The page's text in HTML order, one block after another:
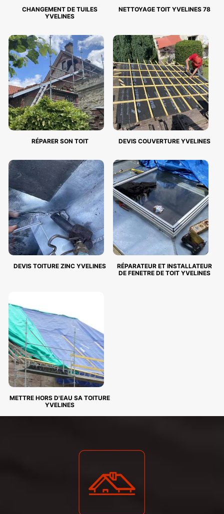
CHANGEMENT DE TUILES
YVELINES
NETTOYAGE TOIT YVELINES 78
RÉPARER SON TOIT DEVIS COUVERTURE YVELINES
DEVIS TOITURE ZINC YVELINES
RÉPARATEUR ET INSTALLATEUR
DE FENETRE DE TOIT YVELINES
METTRE HORS D'EAU SA TOITURE
YVELINES